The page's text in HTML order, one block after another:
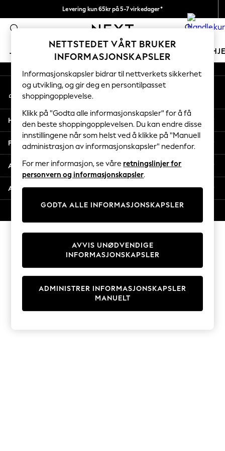
Levering kun 65kr på 5-7 virkedager*
Vi betaler alle tollavgifter 0
JENTER GUTTER BABY KVINNER
GIRLS
New In
50 - 92cm
98 - 110cm
116 - 134cm
140 - 174cm
Trending: Top & Short Sets
Trending: Clogs
Toy Story
THE SET
Coats & Jackets
Sweatshirts & Hoodies
Knitwear
Cardigans
Dresses
Sets & Outfits
T-Shirts
An error occurred on client
Våre sosiale nettverk
Min konto
Logg inn på kontoen din
Hjelp
Personvern & Juridisk
Avdelinger
Andre tjenester
NETTSTEDET VÅRT BRUKER
INFORMASJONSKAPSLER
Informasjonskapsler bidrar til nettverkets sikkerhet
og utvikling, og gir deg en persontilpasset
shoppingopplevelse.
Klikk på "Godta alle informasjonskapsler" for å få
den beste shoppingopplevelsen. Du kan endre disse
innstillingene når som helst ved å klikke på "Manuell
administrasjon av informasjonskapsler" nedenfor.
For mer informasjon, se våre retningslinjer for
personvern og informasjonskapsler.
GODTA ALLE INFORMASJONSKAPSLER
ADMINISTRER INFORMASJONSKAPSLER
MANUELT
AVVIS UNØDVENDIGE
INFORMASJONSKAPSLER